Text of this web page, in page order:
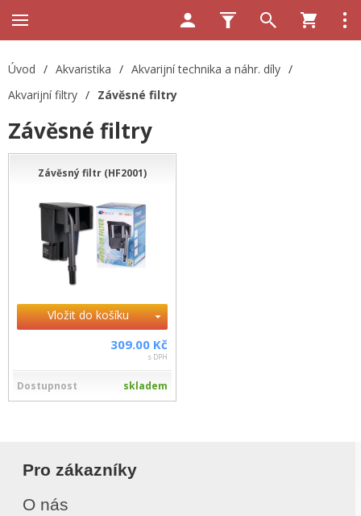
Úvod / Akvaristika / Akvarijní technika a náhr. díly /
Akvarijní filtry / Závěsné filtry
Závěsné filtry
Závěsný filtr (HF2001)
Vložit do košíku
309.00 Kč
s DPH
Dostupnost skladem
Pro zákazníky
O nás